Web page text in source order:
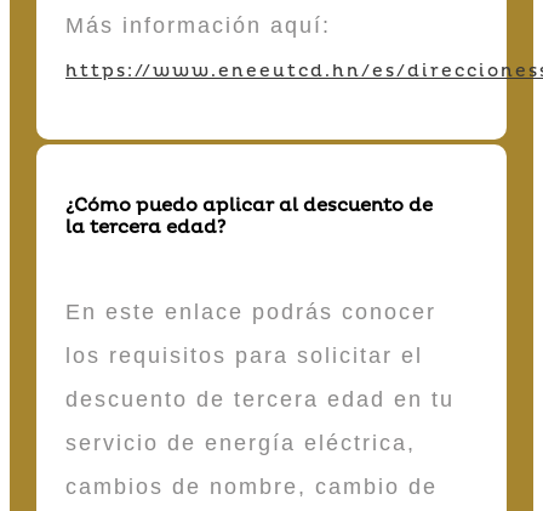
Más información aquí:
https://www.eneeutcd.hn/es/
¿Cómo puedo aplicar al descuento de
la tercera edad?
En este enlace podrás conocer
los requisitos para solicitar el
descuento de tercera edad en tu
servicio de energía eléctrica,
cambios de nombre, cambio de